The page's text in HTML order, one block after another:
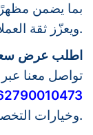
بما يضمن
ويعزّز ثقة العملاء.
اطلب عرض سعر
تواصل معنا
وخيارات التخصيص.